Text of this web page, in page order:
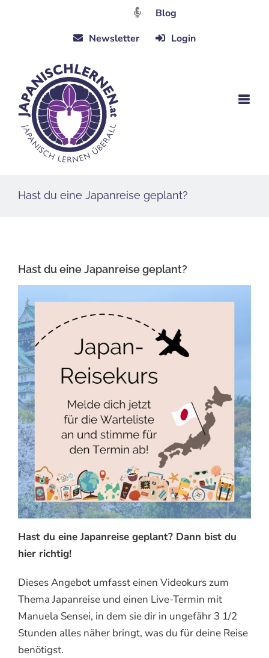
Blog
Newsletter
Login
Hast du eine Japanreise geplant?
Hast du eine Japanreise geplant?
Hast du eine Japanreise geplant? Dann bist du
hier richtig!
Dieses Angebot umfasst einen Videokurs zum
Thema Japanreise und einen Live-Termin mit
Manuela Sensei, in dem sie dir in ungefähr 3 1/2
Stunden alles näher bringt, was du für deine Reise
benötigst.